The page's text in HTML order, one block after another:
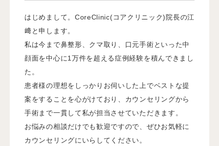
はじめまして。CoreClinic(コアクリニック)院長の江
﨑と申します。
私は今まで鼻整形、クマ取り、口元手術といった中
顔面を中心に1万件を超える症例経験を積んできまし
た。
患者様の理想をしっかりお伺いした上でベストな提
案をすることを心がけており、カウンセリングから
手術まで一貫して私が担当させていただきます。
お悩みの相談だけでも歓迎ですので、ぜひお気軽に
カウンセリングにいらしてください。